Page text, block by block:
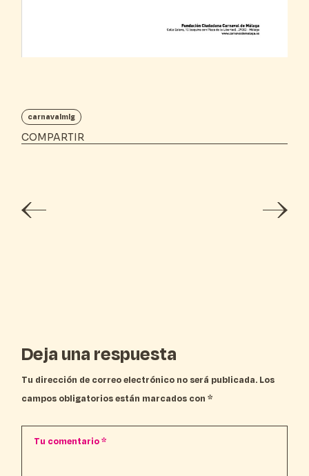
carnavalmlg
COMPARTIR
Deja una respuesta
Tu dirección de correo electrónico no será publicada. Los
campos obligatorios están marcados con*